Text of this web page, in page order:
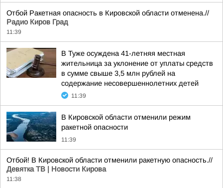
Отбой Ракетная опасность в Кировской области отменена.//
Радио Киров Град
11:39
В Туже осуждена 41-летняя местная
жительница за уклонение от уплаты средств
в сумме свыше 3,5 млн рублей на
содержание несовершеннолетних детей
11:39
В Кировской области отменили режим
ракетной опасности
11:39
Отбой! В Кировской области отменили ракетную опасность.//
Девятка ТВ | Новости Кирова
11:38